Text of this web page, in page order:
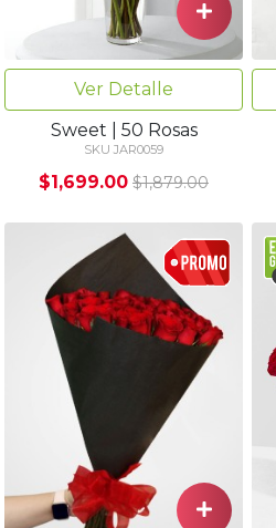
Ver Detalle
Sweet | 50 Rosas
SKU JAR0059
$1,699.00 $1,879.00